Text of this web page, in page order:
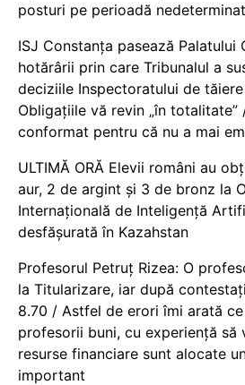
posturi pe perioadă
ISJ Constanța pasează Palatului
hotărârii prin care Tribunalul a
deciziile Inspectoratului de
Obligațiile vă revin „în totalitate”
conformat pentru că nu a mai
ULTIMĂ ORĂ Elevii români au
aur, 2 de argint și 3 de bronz la
Internațională de Inteligență
desfășurată în Kazahstan
Profesorul Petruț Rizea: O
la Titularizare, iar după
8.70 / Astfel de erori îmi arată
profesorii buni, cu experiență să
resurse financiare sunt alocate
important